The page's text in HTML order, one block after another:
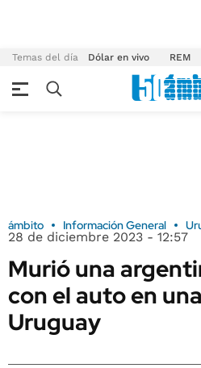
Temas del día Dólar en vivo REM
ámbito Información General
28 de diciembre 2023 - 12:57
Murió una
con el auto en
Uruguay